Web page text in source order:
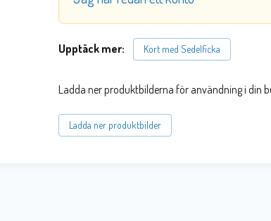
Upptäck mer: Kort med Sedelficka
Ladda ner produktbilderna för användning i din
Ladda ner produktbilder